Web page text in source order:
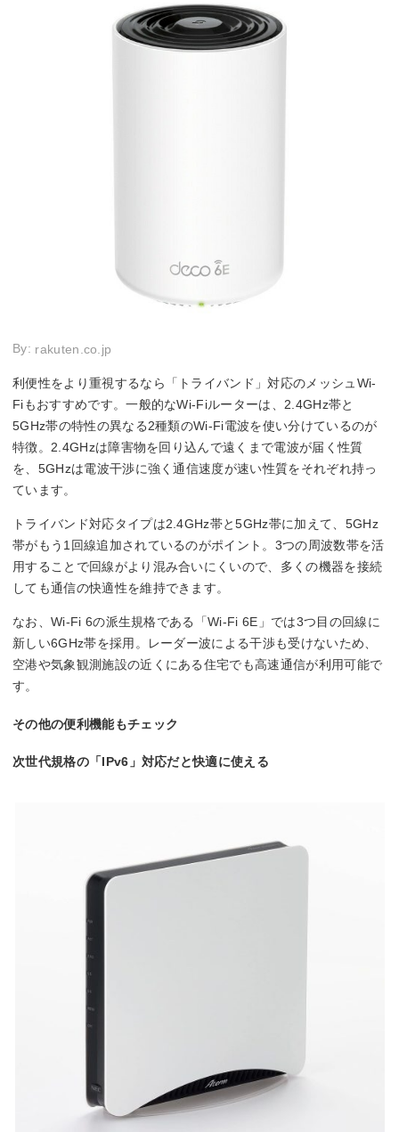
By: rakuten.co.jp
利便性をより重視するなら「トライバンド」対応のメッシュWi-
Fiもおすすめです。一般的なWi-Fiルーターは、2.4GHz帯と
5GHz帯の特性の異なる2種類のWi-Fi電波を使い分けているのが
特徴。2.4GHzは障害物を回り込んで遠くまで電波が届く性質
を、5GHzは電波干渉に強く通信速度が速い性質をそれぞれ持っ
ています。
トライバンド対応タイプは2.4GHz帯と5GHz帯に加えて、5GHz
帯がもう1回線追加されているのがポイント。3つの周波数帯を活
用することで回線がより混み合いにくいので、多くの機器を接続
しても通信の快適性を維持できます。
なお、Wi-Fi 6の派生規格である「Wi-Fi 6E」では3つ目の回線に
新しい6GHz帯を採用。レーダー波による干渉も受けないため、
空港や気象観測施設の近くにある住宅でも高速通信が利用可能で
す。
その他の便利機能もチェック
次世代規格の「IPv6」対応だと快適に使える